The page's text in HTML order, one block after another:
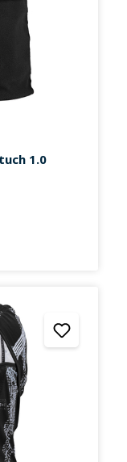
von 4 von 5 Sternen
1.0